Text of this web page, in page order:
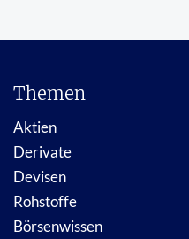
Themen
Aktien
Derivate
Devisen
Rohstoffe
Börsenwissen